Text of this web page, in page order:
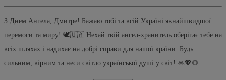
З Днем Ангела, Дмитре! Бажаю тобі та всій Україні якнайшвидшої
перемоги та миру! 🕊️🇺🇦 Нехай твій ангел-хранитель оберігає тебе на
всіх шляхах і надихає на добрі справи для нашої країни. Будь
сильним, вірним та неси світло української душі у світ! 🙏💖🌻